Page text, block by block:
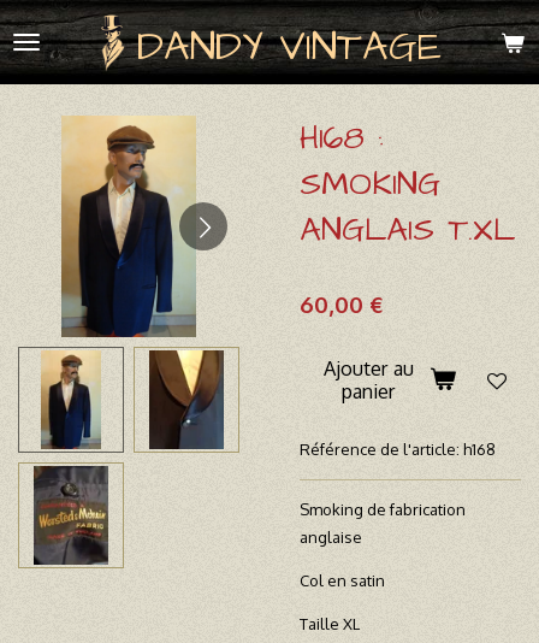
Passer
au
contenu
DANDY VINTAGE
H168 :
SMOKING
ANGLAIS T.XL
60,00 €
Ajouter au
panier
Référence de l'article: h168
Smoking de fabrication
anglaise
Col en satin
Taille XL